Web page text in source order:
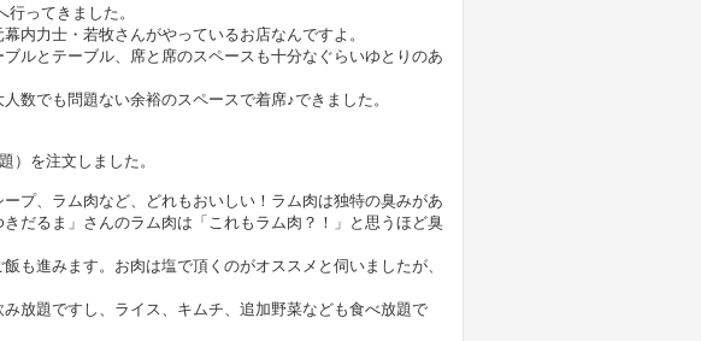
ってきました。
内力士・若牧さんがやっているお店なんですよ。
ルとテーブル、席と席のスペースも十分なぐらいゆとりのあ
数でも問題ない余裕のスペースで着席♪できました。
）を注文しました。
プ、ラム肉など、どれもおいしい！ラム肉は独特の臭みがあ
だるま」さんのラム肉は「これもラム肉？！」と思うほど臭
も進みます。お肉は塩で頂くのがオススメと伺いましたが、
放題ですし、ライス、キムチ、追加野菜なども食べ放題で